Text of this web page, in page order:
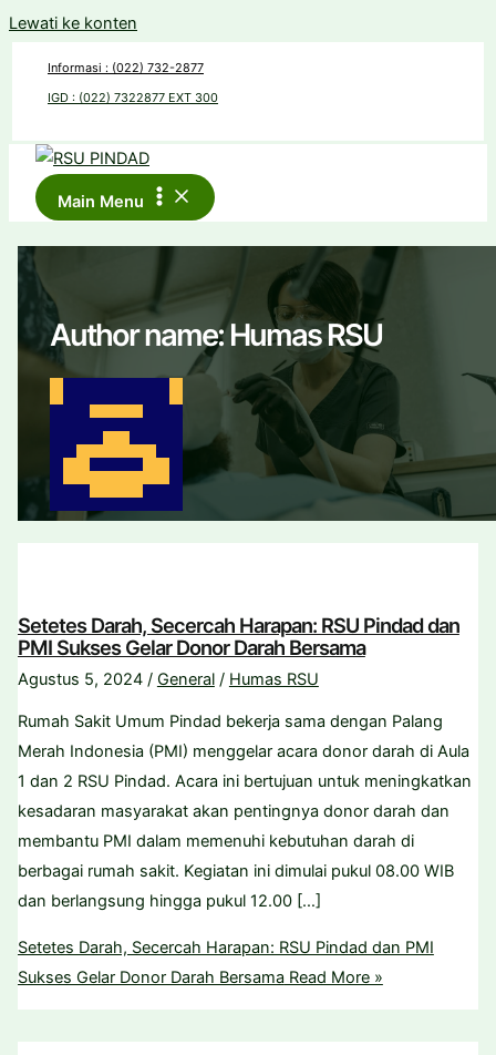
Lewati ke konten
Informasi : (022) 732-2877
IGD : (022) 7322877 EXT 300
Main Menu
Author name: Humas RSU
Setetes Darah, Secercah Harapan: RSU Pindad dan
PMI Sukses Gelar Donor Darah Bersama
Agustus 5, 2024 / General/ Humas RSU
Rumah Sakit Umum Pindad bekerja sama dengan Palang
Merah Indonesia (PMI) menggelar acara donor darah di Aula
1 dan 2 RSU Pindad. Acara ini bertujuan untuk meningkatkan
kesadaran masyarakat akan pentingnya donor darah dan
membantu PMI dalam memenuhi kebutuhan darah di
berbagai rumah sakit. Kegiatan ini dimulai pukul 08.00 WIB
dan berlangsung hingga pukul 12.00 […]
Setetes Darah, Secercah Harapan: RSU Pindad dan PMI
Sukses Gelar Donor Darah Bersama Read More »